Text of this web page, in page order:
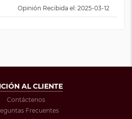
Opinión Recibida el: 2025-03-12
AL CLIENTE
Contáctenos
Frecuentes